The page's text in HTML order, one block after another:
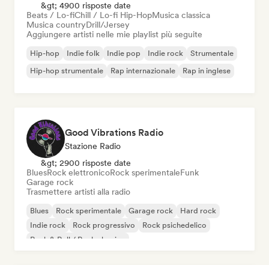
&gt; 4900 risposte date
Beats / Lo-fiChill / Lo-fi Hip-HopMusica classica
Musica countryDrill/Jersey
Aggiungere artisti nelle mie playlist più seguite
Hip-hop Indie folk Indie pop Indie rock
Strumentale
Hip-hop strumentale
Rap internazionale Rap in inglese
Good Vibrations Radio
Stazione Radio
&gt; 2900 risposte date
BluesRock elettronicoRock sperimentaleFunk
Garage rock
Trasmettere artisti alla radio
Blues Rock sperimentale Garage rock
Hard rock
Indie rock
Rock progressivo
Rock psichedelico
Rock & Roll / Rock classico